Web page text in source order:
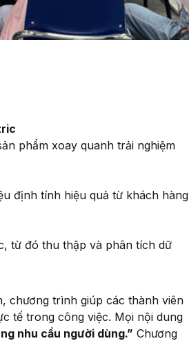
phẩm xoay quanh trải nghiệm
định tính hiệu quả từ khách hàng
từ đó thu thập và phân tích dữ
chương trình giúp các thành viên
tế trong công việc. Mọi nội dung
nhu cầu người dùng.” Chương